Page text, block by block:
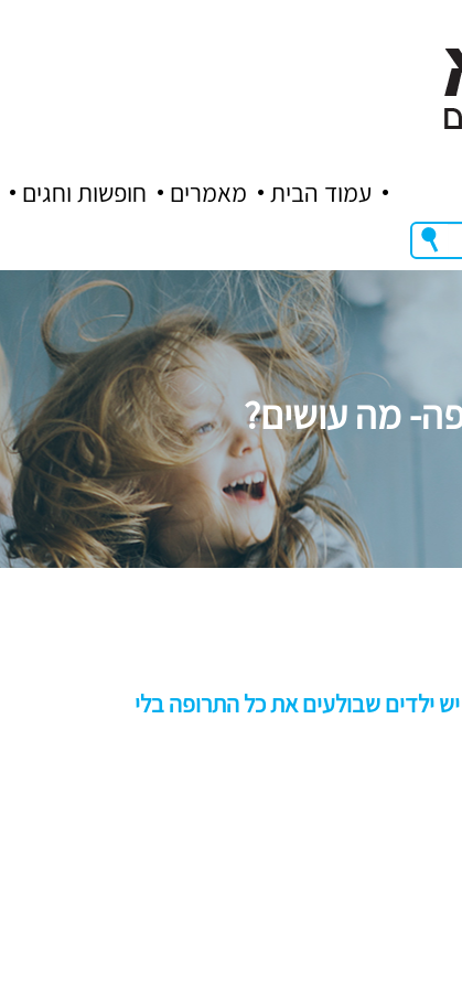
חופשות וחגים מאמרים עמוד הבית
מה עושים?
יש ילדים שבולעים את כל התרופה בלי